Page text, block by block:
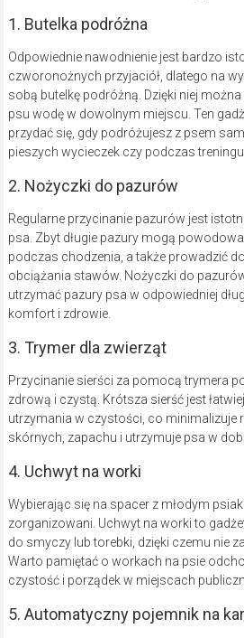
1. Butelka podróżna
Odpowiednie nawodnienie jest bardzo
czworonożnych przyjaciół, dlatego na
sobą butelkę podróżną. Dzięki niej
psu wodę w dowolnym miejscu. Ten
przydać się, gdy podróżujesz z psem
pieszych wycieczek czy podczas
2. Nożyczki do pazurów
Regularne przycinanie pazurów jest
psa. Zbyt długie pazury mogą
podczas chodzenia, a także prowadzić
obciążania stawów. Nożyczki do
utrzymać pazury psa w odpowiedniej
komfort i zdrowie.
3. Trymer dla zwierząt
Przycinanie sierści za pomocą trymera
zdrową i czystą. Krótsza sierść jest
utrzymania w czystości, co minimalizuje
skórnych, zapachu i utrzymuje psa w
4. Uchwyt na worki
Wybierając się na spacer z młodym
zorganizowani. Uchwyt na worki to
do smyczy lub torebki, dzięki czemu nie
Warto pamiętać o workach na psie
czystość i porządek w miejscach
5. Automatyczny pojemnik na